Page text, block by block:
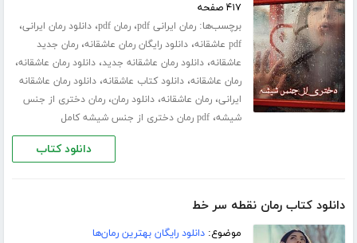
۴۱۷ صفحه
برچسب‌ها:رمان ایرانی pdf ،رمان pdf ،دانلود رمان ایرانی،
pdf عاشقانه ،دانلود رایگان رمان عاشقانه،رمان جدید
عاشقانه،دانلود رمان عاشقانه جدید،دانلود رمان عاشقانه،
رمان عاشقانه،دانلود کتاب عاشقانه،دانلود رمان عاشقانه
ایرانی،رمان عاشقانه،دانلود رمان،رمان دختری از جنس
شیشه،pdf رمان دختری از جنس شیشه کامل
دانلود کتاب
دانلود کتاب رمان نقطه سر خط
موضوع:دانلود رایگان بهترین رمان‌ها